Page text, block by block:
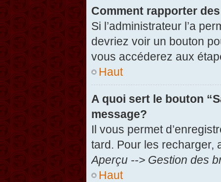
Comment rapporter
Si l’administrateur l’a
devriez voir un bouton
vous accéderez aux
Haut
A quoi sert le bouton
message?
Il vous permet
tard. Pour les recharger,
Aperçu --> Gestion des
Haut